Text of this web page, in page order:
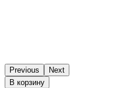
Previous
Next
В корзину